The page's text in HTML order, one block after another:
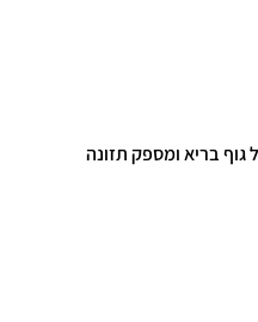
גוף בריא ומספק תזונה